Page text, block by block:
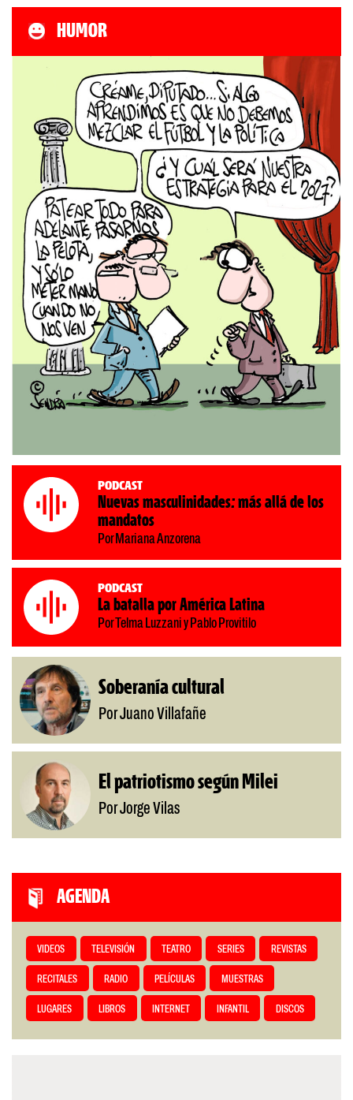
HUMOR
Podcast
Nuevas masculinidades: más allá de los
mandatos
Por Mariana Anzorena
Podcast
La batalla por América Latina
Por Telma Luzzani y Pablo Provitilo
Soberanía cultural
Por Juano Villafañe
El patriotismo según Milei
Por Jorge Vilas
AGENDA
VIDEOS TELEVISIÓN TEATRO SERIES REVISTAS
RECITALES RADIO PELÍCULAS MUESTRAS
LUGARES LIBROS INTERNET INFANTIL DISCOS